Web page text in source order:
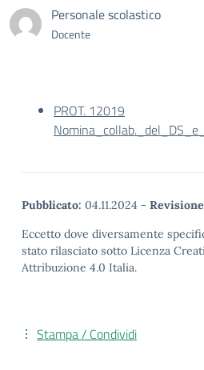
Personale scolastico
Docente
PROT. 12019
Pubblicato: 04.11.2024 -
Eccetto dove diversamente
stato rilasciato sotto Licenza
Attribuzione 4.0 Italia.
Stampa / Condividi